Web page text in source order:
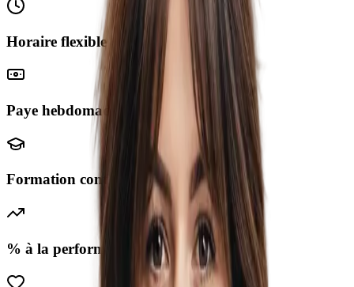
Horaire flexible
Paye hebdomadaire
Formation continue
% à la performance